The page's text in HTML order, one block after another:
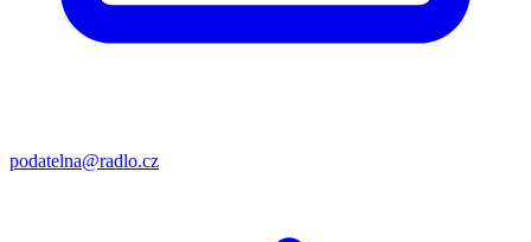
podatelna@radlo.cz